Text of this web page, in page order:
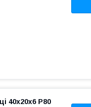
40x20x6 P80